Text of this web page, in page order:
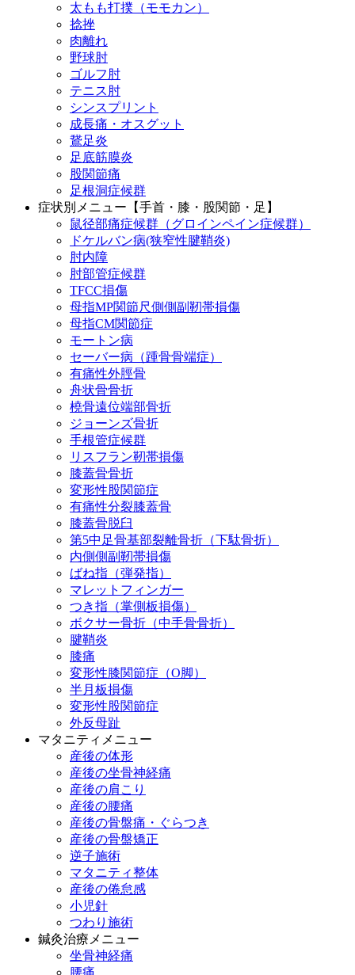
太もも打撲（モモカン）
捻挫
肉離れ
野球肘
ゴルフ肘
テニス肘
シンスプリント
成長痛・オスグット
鵞足炎
足底筋膜炎
股関節痛
足根洞症候群
症状別メニュー【手首・膝・股関節・足】
鼠径部痛症候群（グロインペイン症候群）
ドケルバン病(狭窄性腱鞘炎)
肘内障
肘部管症候群
TFCC損傷
母指MP関節尺側側副靭帯損傷
母指CM関節症
モートン病
セーバー病（踵骨骨端症）
有痛性外脛骨
舟状骨骨折
橈骨遠位端部骨折
ジョーンズ骨折
手根管症候群
リスフラン靭帯損傷
膝蓋骨骨折
変形性股関節症
有痛性分裂膝蓋骨
膝蓋骨脱臼
第5中足骨基部裂離骨折（下駄骨折）
内側側副靭帯損傷
ばね指（弾発指）
マレットフィンガー
つき指（掌側板損傷）
ボクサー骨折（中手骨骨折）
腱鞘炎
膝痛
変形性膝関節症（O脚）
半月板損傷
変形性股関節症
外反母趾
マタニティメニュー
産後の体形
産後の坐骨神経痛
産後の肩こり
産後の腰痛
産後の骨盤痛・ぐらつき
産後の骨盤矯正
逆子施術
マタニティ整体
産後の倦怠感
小児針
つわり施術
鍼灸治療メニュー
坐骨神経痛
腰痛